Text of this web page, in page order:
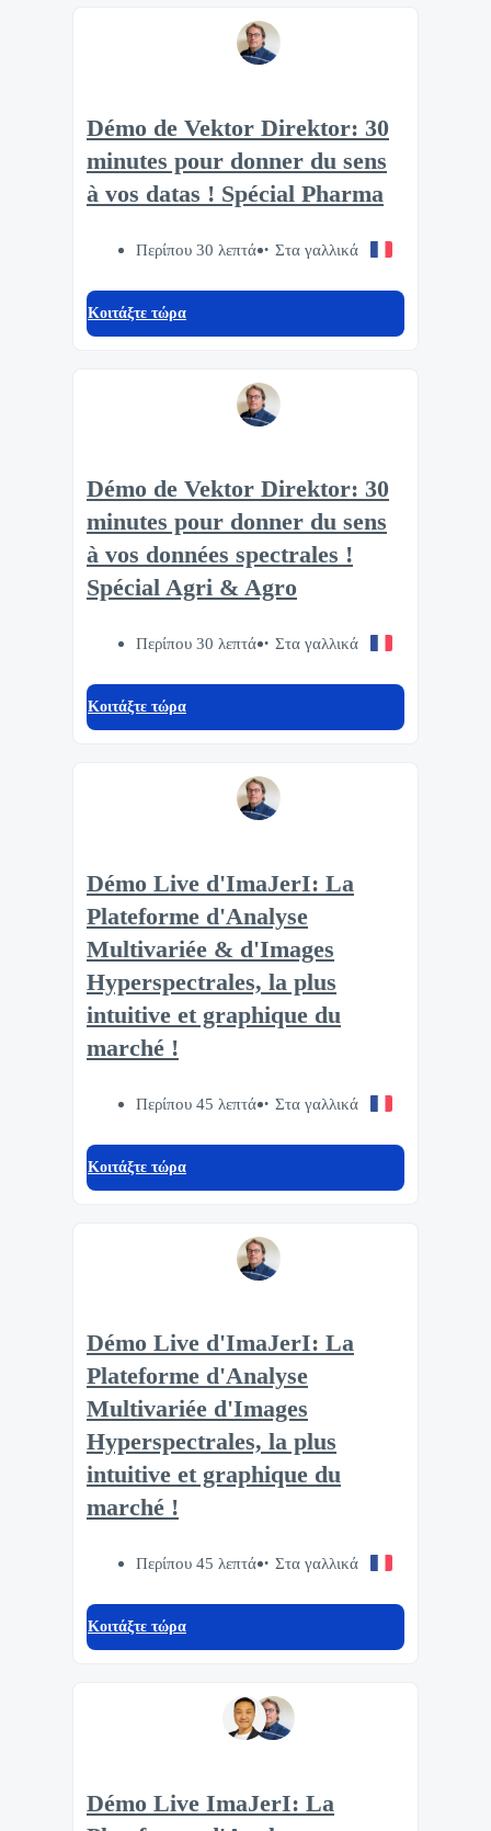
Démo de Vektor Direktor: 30
minutes pour donner du sens
à vos datas ! Spécial Pharma
Περίπου 30 λεπτά Στα γαλλικά
Κοιτάξτε τώρα
Démo de Vektor Direktor: 30
minutes pour donner du sens
à vos données spectrales !
Spécial Agri & Agro
Περίπου 30 λεπτά Στα γαλλικά
Κοιτάξτε τώρα
Démo Live d'ImaJerI: La
Plateforme d'Analyse
Multivariée & d'Images
Hyperspectrales, la plus
intuitive et graphique du
marché !
Περίπου 45 λεπτά Στα γαλλικά
Κοιτάξτε τώρα
Démo Live d'ImaJerI: La
Plateforme d'Analyse
Multivariée d'Images
Hyperspectrales, la plus
intuitive et graphique du
marché !
Περίπου 45 λεπτά Στα γαλλικά
Κοιτάξτε τώρα
Démo Live ImaJerI: La